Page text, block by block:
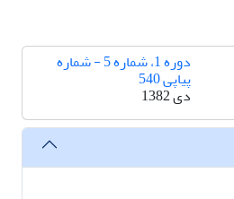
دوره 1، شماره 5 - شماره
پیاپی 540
دی 1382